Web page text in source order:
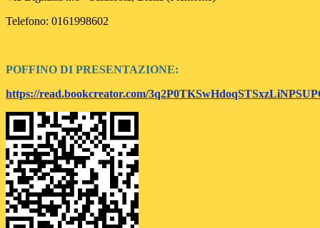
Telefono: 0161998602
POFFINO DI PRESENTAZIONE:
https://read.bookcreator.com/